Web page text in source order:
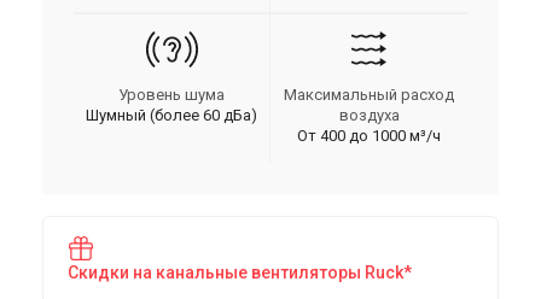
Уровень шума
Шумный (более 60 дБа)
Максимальный расход
воздуха
От 400 до 1000 м³/ч
Скидки на канальные вентиляторы Ruck*